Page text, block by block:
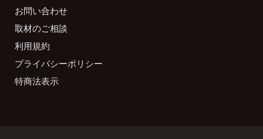
お問い合わせ
取材のご相談
利用規約
プライバシーポリシー
特商法表示